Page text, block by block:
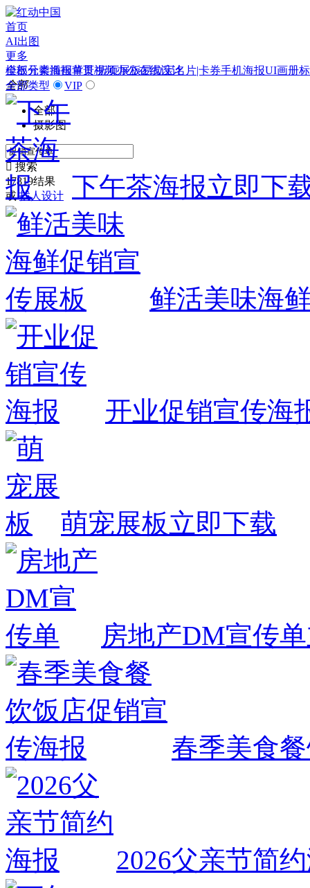
首页
AI出图
更多
模板元素插画背景视频办公在线设计
全部
全部
摄影图
 搜索
17819结果
或 找人设计
全部分类海报单页/折页展板易拉宝名片|卡券手机海报UI画册
全部类型
VIP
下午茶海报立即下
鲜活美味海
开业促销宣传海
萌宠展板立即下载
房地产DM宣传单
春季美食
2026父亲节简